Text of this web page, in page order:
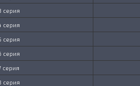
серия
серия
серия
серия
серия
серия